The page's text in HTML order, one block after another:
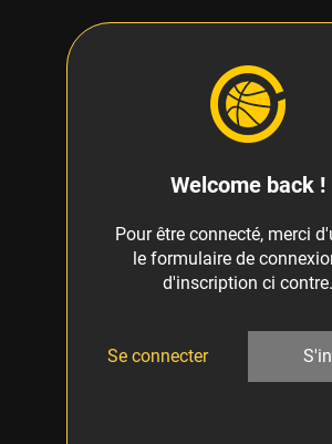
Welcome back !
Pour être connecté, merci
le formulaire de
d'inscription ci contre.
Se connecter